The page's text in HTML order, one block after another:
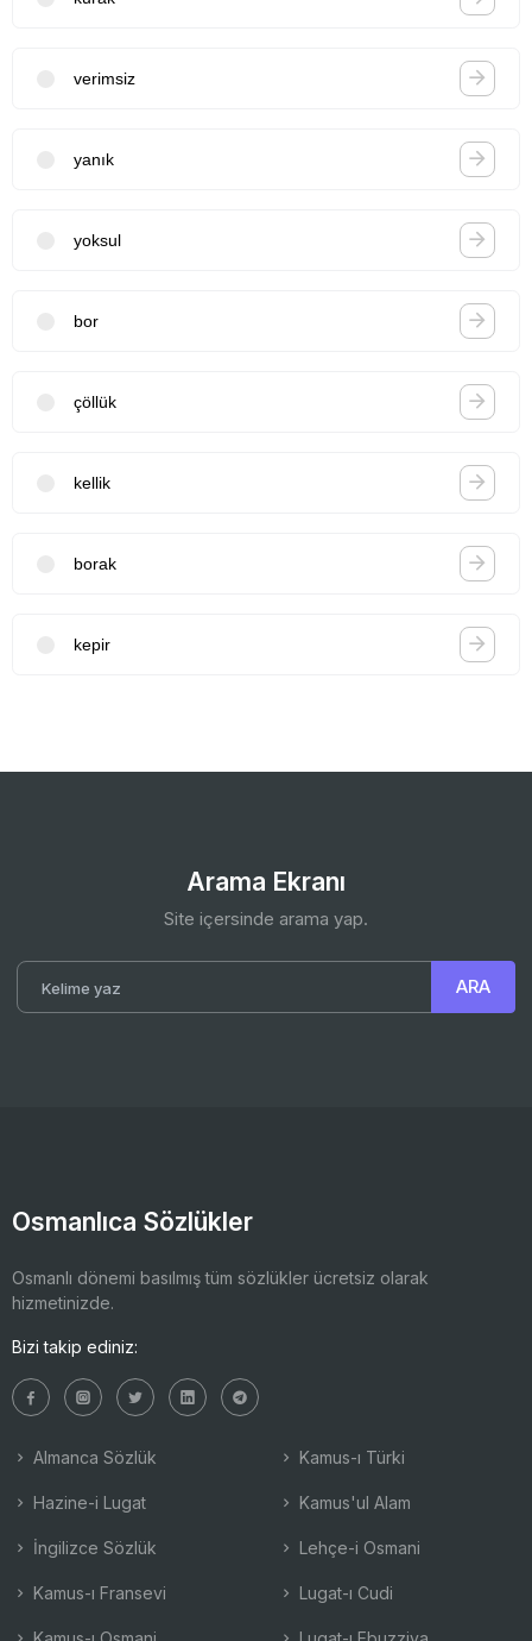
verimsiz
yanık
yoksul
bor
çöllük
kellik
borak
kepir
Arama Ekranı
Site içersinde arama yap.
Osmanlıca Sözlükler
Osmanlı dönemi basılmış tüm sözlükler ücretsiz olarak
hizmetinizde.
Bizi takip ediniz:
Almanca Sözlük
Hazine-i Lugat
İngilizce Sözlük
Kamus-ı Fransevi
Kamus-ı Türki
Kamus'ul Alam
Lehçe-i Osmani
Lugat-ı Cudi